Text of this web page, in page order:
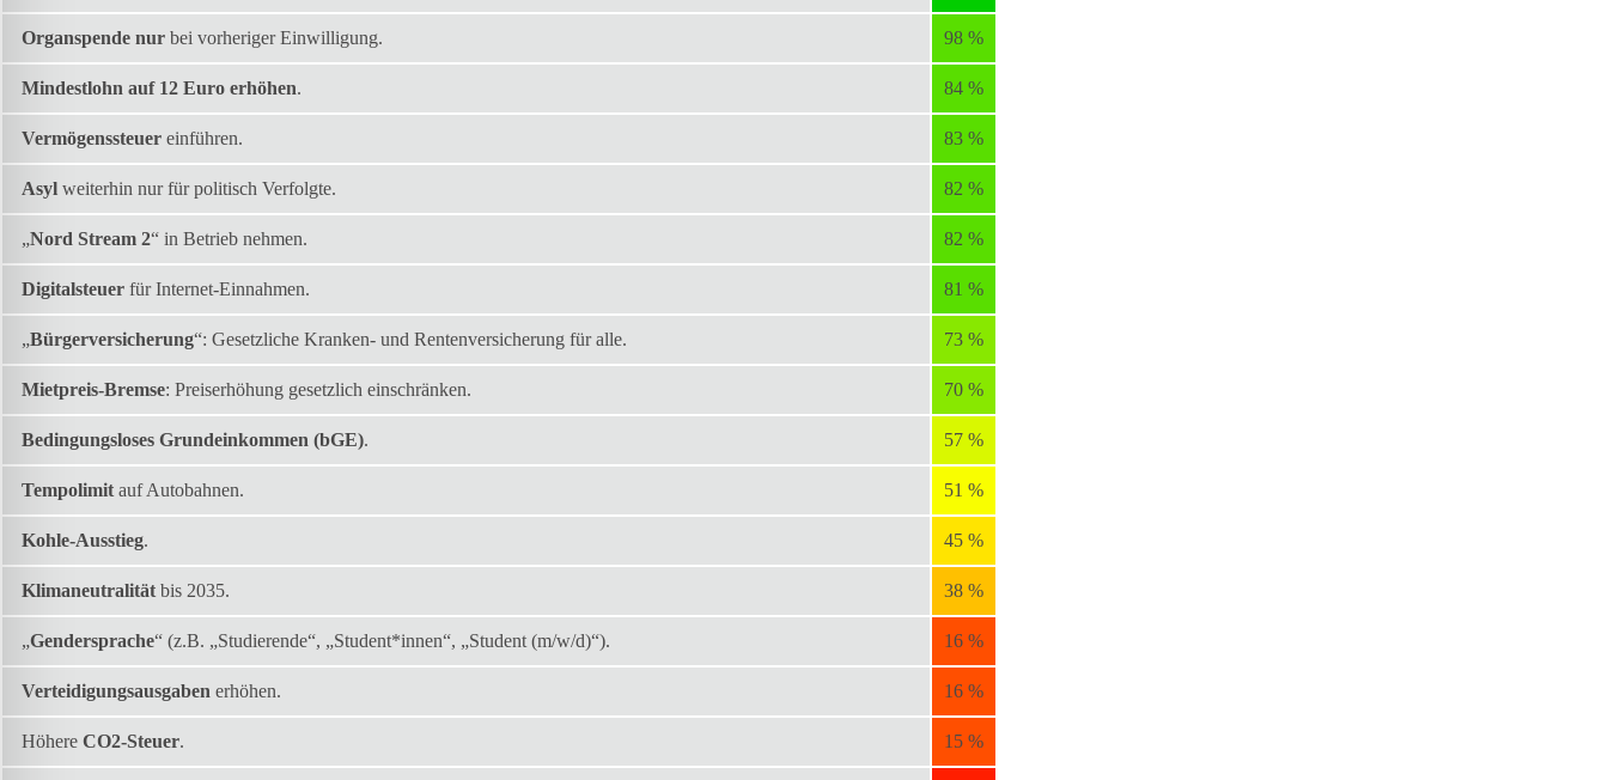
Organspende nur bei vorheriger Einwilligung. 98 %
Mindestlohn auf 12 Euro erhöhen. 84 %
Vermögenssteuer einführen. 83 %
Asyl weiterhin nur für politisch Verfolgte. 82 %
„Nord Stream 2“ in Betrieb nehmen. 82 %
Digitalsteuer für Internet-Einnahmen. 81 %
„Bürgerversicherung“: Gesetzliche Kranken- und Rentenversicherung für alle. 73 %
Mietpreis-Bremse: Preiserhöhung gesetzlich einschränken. 70 %
Bedingungsloses Grundeinkommen (bGE). 57 %
Tempolimit auf Autobahnen. 51 %
Kohle-Ausstieg. 45 %
Klimaneutralität bis 2035. 38 %
„Gendersprache“ (z.B. „Studierende“, „Student*innen“, „Student (m/w/d)“). 16 %
Verteidigungsausgaben erhöhen. 16 %
Höhere CO2-Steuer. 15 %